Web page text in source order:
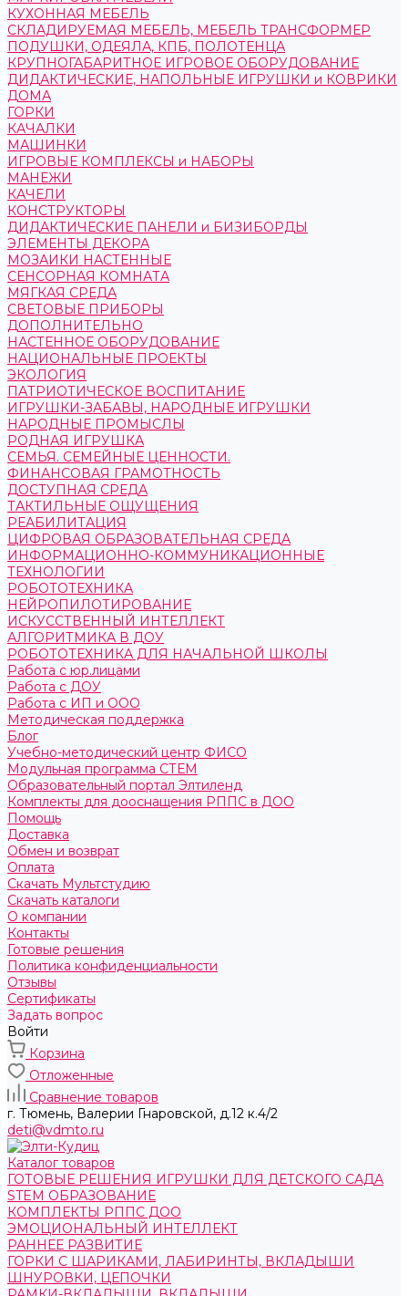
КУХОННАЯ МЕБЕЛЬ
СКЛАДИРУЕМАЯ МЕБЕЛЬ, МЕБЕЛЬ ТРАНСФОРМЕР
ПОДУШКИ, ОДЕЯЛА, КПБ, ПОЛОТЕНЦА
КРУПНОГАБАРИТНОЕ ИГРОВОЕ ОБОРУДОВАНИЕ
ДИДАКТИЧЕСКИЕ, НАПОЛЬНЫЕ ИГРУШКИ и КОВРИКИ
ДОМА
ГОРКИ
КАЧАЛКИ
МАШИНКИ
ИГРОВЫЕ КОМПЛЕКСЫ и НАБОРЫ
МАНЕЖИ
КАЧЕЛИ
КОНСТРУКТОРЫ
ДИДАКТИЧЕСКИЕ ПАНЕЛИ и БИЗИБОРДЫ
ЭЛЕМЕНТЫ ДЕКОРА
МОЗАИКИ НАСТЕННЫЕ
СЕНСОРНАЯ КОМНАТА
МЯГКАЯ СРЕДА
СВЕТОВЫЕ ПРИБОРЫ
ДОПОЛНИТЕЛЬНО
НАСТЕННОЕ ОБОРУДОВАНИЕ
НАЦИОНАЛЬНЫЕ ПРОЕКТЫ
ЭКОЛОГИЯ
ПАТРИОТИЧЕСКОЕ ВОСПИТАНИЕ
ИГРУШКИ-ЗАБАВЫ, НАРОДНЫЕ ИГРУШКИ
НАРОДНЫЕ ПРОМЫСЛЫ
РОДНАЯ ИГРУШКА
СЕМЬЯ. СЕМЕЙНЫЕ ЦЕННОСТИ.
ФИНАНСОВАЯ ГРАМОТНОСТЬ
ДОСТУПНАЯ СРЕДА
ТАКТИЛЬНЫЕ ОЩУЩЕНИЯ
РЕАБИЛИТАЦИЯ
ЦИФРОВАЯ ОБРАЗОВАТЕЛЬНАЯ СРЕДА
ИНФОРМАЦИОННО-КОММУНИКАЦИОННЫЕ
ТЕХНОЛОГИИ
РОБОТОТЕХНИКА
НЕЙРОПИЛОТИРОВАНИЕ
ИСКУССТВЕННЫЙ ИНТЕЛЛЕКТ
АЛГОРИТМИКА В ДОУ
РОБОТОТЕХНИКА ДЛЯ НАЧАЛЬНОЙ ШКОЛЫ
Работа с юр.лицами
Работа с ДОУ
Работа с ИП и ООО
Методическая поддержка
Блог
Учебно-методический центр ФИСО
Модульная программа СТЕМ
Образовательный портал Элтиленд
Комплекты для дооснащения РППС в ДОО
Помощь
Доставка
Обмен и возврат
Оплата
Скачать Мультстудию
Скачать каталоги
О компании
Контакты
Готовые решения
Политика конфиденциальности
Отзывы
Сертификаты
Задать вопрос
Войти
Корзина
Отложенные
Сравнение товаров
г. Тюмень, ​Валерии Гнаровской, д.12 к.4/2
deti@vdmto.ru
Каталог товаров
ГОТОВЫЕ РЕШЕНИЯ ИГРУШКИ ДЛЯ ДЕТСКОГО САДА
STEM ОБРАЗОВАНИЕ
КОМПЛЕКТЫ РППС ДОО
ЭМОЦИОНАЛЬНЫЙ ИНТЕЛЛЕКТ
РАННЕЕ РАЗВИТИЕ
ГОРКИ С ШАРИКАМИ, ЛАБИРИНТЫ, ВКЛАДЫШИ
ШНУРОВКИ, ЦЕПОЧКИ